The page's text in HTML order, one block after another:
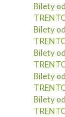
Bilety od
Bilety od
Bilety od
Bilety od
Bilety od